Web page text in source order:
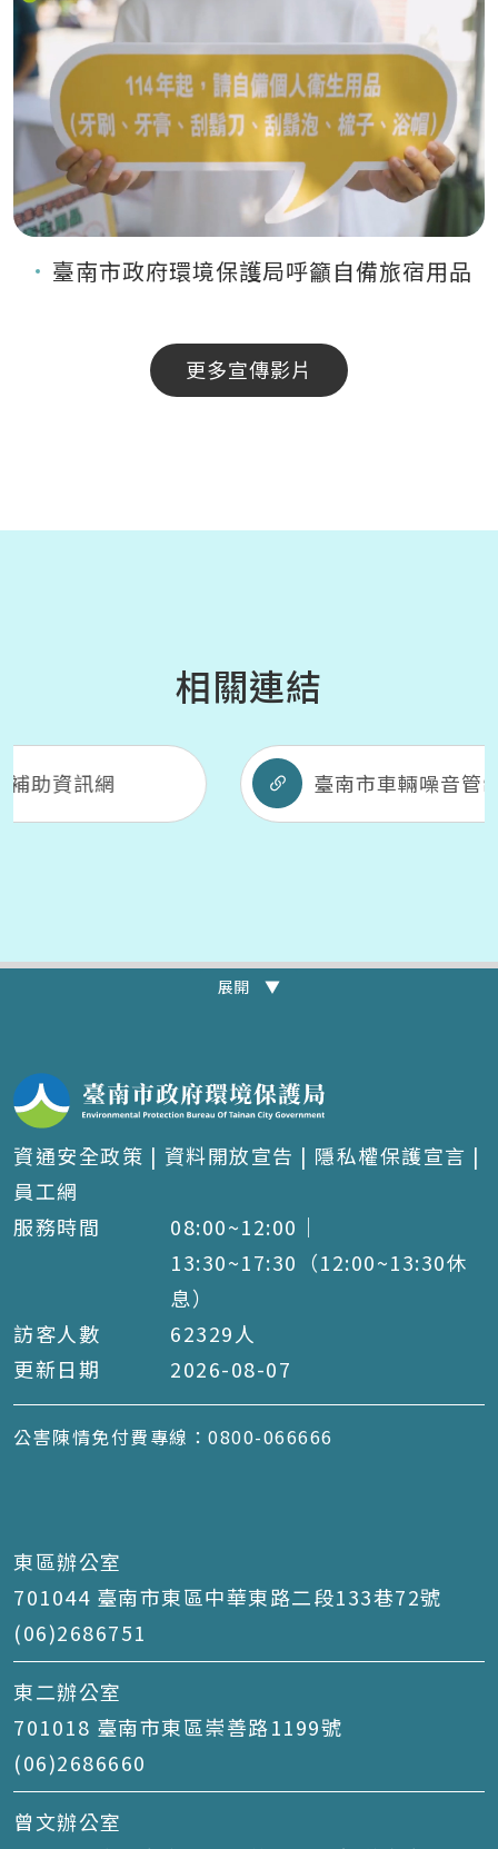
臺南市政府環境保護局呼籲自備旅宿用品
更多宣傳影片
相關連結
臺南市車輛噪音管制網
展開 ▼
資通安全政策 | 資料開放宣告 | 隱私權保護宣言 |
員工網
服務時間
08:00~12:00｜
13:30~17:30（12:00~13:30休
息）
訪客人數
62329 人
更新日期
2026-08-07
公害陳情免付費專線：0800-066666
東區辦公室
701044 臺南市東區中華東路二段133巷72號
(06)2686751
東二辦公室
701018 臺南市東區崇善路1199號
(06)2686660
曾文辦公室